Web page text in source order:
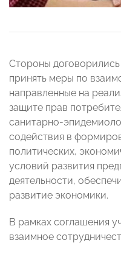
Стороны
принять меры по
направленные на
защите прав
санитарно-
содействия в
политических,
условий развития
деятельности,
развитие экономики.
В рамках соглашения
взаимное